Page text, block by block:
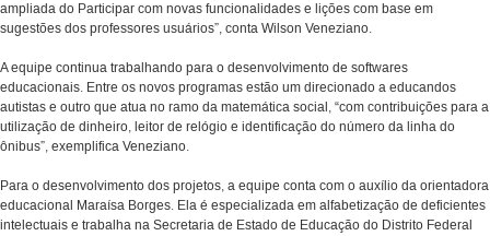
ampliada do Participar com novas funcionalidades e lições com base em
sugestões dos professores usuários”, conta Wilson Veneziano.
A equipe continua trabalhando para o desenvolvimento de softwares
educacionais. Entre os novos programas estão um direcionado a educandos
autistas e outro que atua no ramo da matemática social, “com contribuições para a
utilização de dinheiro, leitor de relógio e identificação do número da linha do
ônibus”, exemplifica Veneziano.
Para o desenvolvimento dos projetos, a equipe conta com o auxílio da orientadora
educacional Maraísa Borges. Ela é especializada em alfabetização de deficientes
intelectuais e trabalha na Secretaria de Estado de Educação do Distrito Federal